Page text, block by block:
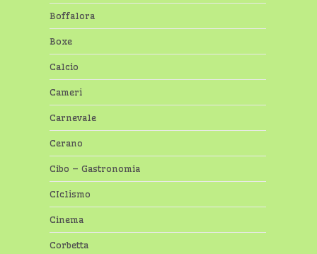
Boffalora
Boxe
Calcio
Cameri
Carnevale
Cerano
Cibo – Gastronomia
CIclismo
Cinema
Corbetta